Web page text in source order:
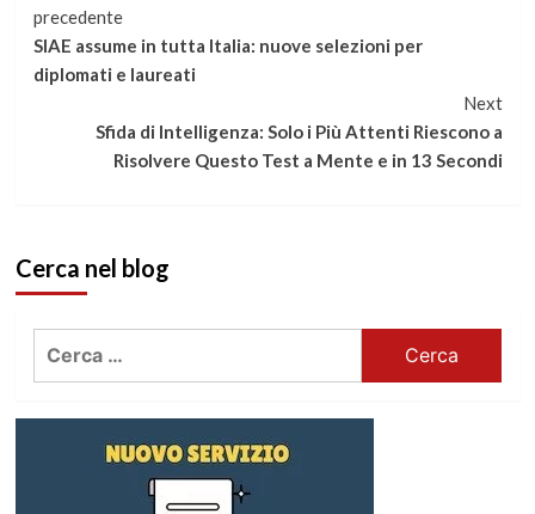
Continua
a
leggere
precedente
SIAE assume in tutta Italia: nuove selezioni per
diplomati e laureati
Next
Sfida di Intelligenza: Solo i Più Attenti Riescono a
Risolvere Questo Test a Mente e in 13 Secondi
Cerca nel blog